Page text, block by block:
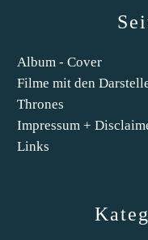
Album - Cover
Filme mit den
Thrones
Impressum +
Links